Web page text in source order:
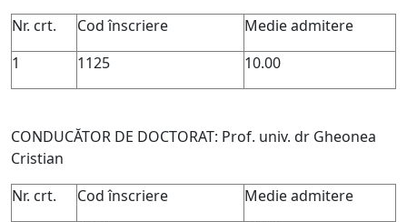
Nr. crt.
Cod înscriere
Medie admitere
1
1125 10.00
CONDUCĂTOR DE DOCTORAT: Prof. univ. dr Gheonea
Cristian
Nr. crt.
Cod înscriere
Medie admitere